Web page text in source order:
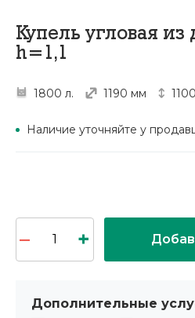
Купель угловая из
h=1,1
1800 л. 1190 мм
Наличие уточняйте у
Дополнительные